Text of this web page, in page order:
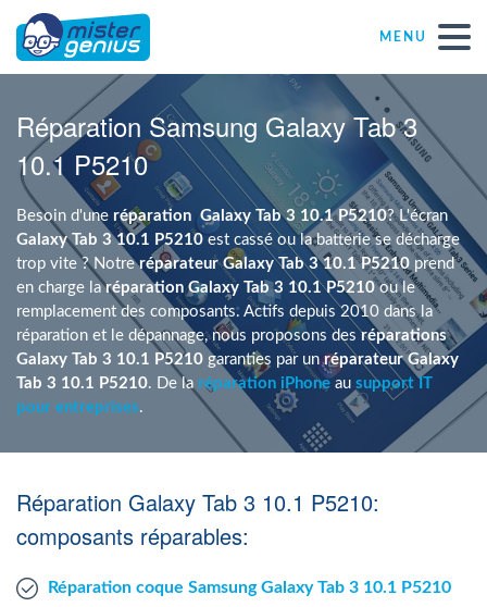
MENU
Réparations – Dépannages
Magasins informatiques toutes marques
Particulier
Indépendant
PME
ASBL
Agent Windows
Réparation Samsung Galaxy Tab 3
10.1 P5210
Besoin d'une réparation Galaxy Tab 3 10.1 P5210? L'écran
Galaxy Tab 3 10.1 P5210 est cassé ou la batterie se décharge
trop vite ? Notreréparateur Galaxy Tab 3 10.1 P5210 prend
en charge laréparation Galaxy Tab 3 10.1 P5210ou le
remplacement des composants. Actifs depuis 2010 dans la
réparation et le dépannage, nous proposons desréparations
Galaxy Tab 3 10.1 P5210 garanties par unréparateur Galaxy
Tab 3 10.1 P5210. De la réparation iPhone au support IT
pour entreprises.
Réparation Galaxy Tab 3 10.1 P5210:
composants réparables:
Réparation coque Samsung Galaxy Tab 3 10.1 P5210